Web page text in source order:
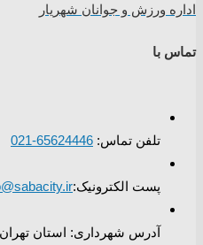
اداره ورزش و جوانان شهریار
تماس با
تلفن تماس: 65624446-021
پست الکترونیک:
آدرس شهرداری: استان